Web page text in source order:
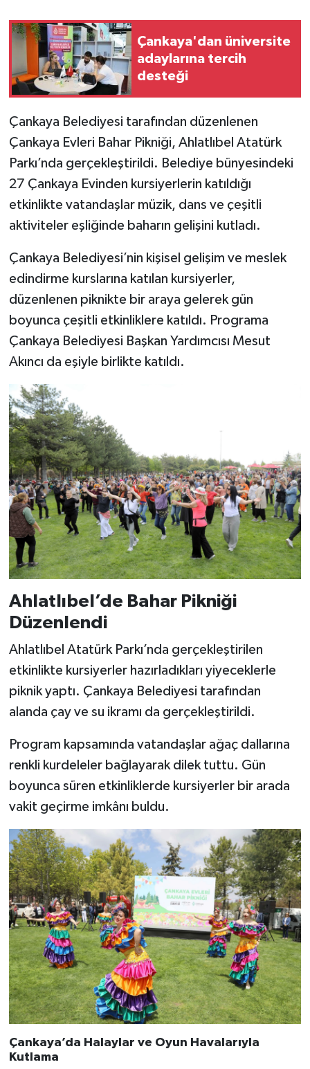
Çankaya'dan üniversite
adaylarına tercih
desteği
​​​​​​Çankaya Belediyesi tarafından düzenlenen
Çankaya Evleri Bahar Pikniği, Ahlatlıbel Atatürk
Parkı’nda gerçekleştirildi. Belediye bünyesindeki
27 Çankaya Evinden kursiyerlerin katıldığı
etkinlikte vatandaşlar müzik, dans ve çeşitli
aktiviteler eşliğinde baharın gelişini kutladı.
Çankaya Belediyesi’nin kişisel gelişim ve meslek
edindirme kurslarına katılan kursiyerler,
düzenlenen piknikte bir araya gelerek gün
boyunca çeşitli etkinliklere katıldı. Programa
Çankaya Belediyesi Başkan Yardımcısı Mesut
Akıncı da eşiyle birlikte katıldı.
Ahlatlıbel’de Bahar Pikniği
Düzenlendi
Ahlatlıbel Atatürk Parkı’nda gerçekleştirilen
etkinlikte kursiyerler hazırladıkları yiyeceklerle
piknik yaptı. Çankaya Belediyesi tarafından
alanda çay ve su ikramı da gerçekleştirildi.
Program kapsamında vatandaşlar ağaç dallarına
renkli kurdeleler bağlayarak dilek tuttu. Gün
boyunca süren etkinliklerde kursiyerler bir arada
vakit geçirme imkânı buldu.
Çankaya’da Halaylar ve Oyun Havalarıyla
Kutlama